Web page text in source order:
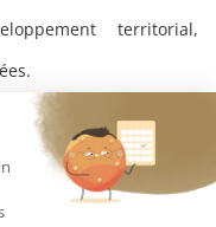
territorial,
les dernières
médicale, et